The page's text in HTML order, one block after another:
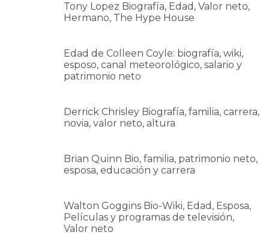
Tony Lopez Biografía, Edad, Valor neto,
Hermano, The Hype House
Edad de Colleen Coyle: biografía, wiki,
esposo, canal meteorológico, salario y
patrimonio neto
Derrick Chrisley Biografía, familia, carrera,
novia, valor neto, altura
Brian Quinn Bio, familia, patrimonio neto,
esposa, educación y carrera
Walton Goggins Bio-Wiki, Edad, Esposa,
Películas y programas de televisión,
Valor neto